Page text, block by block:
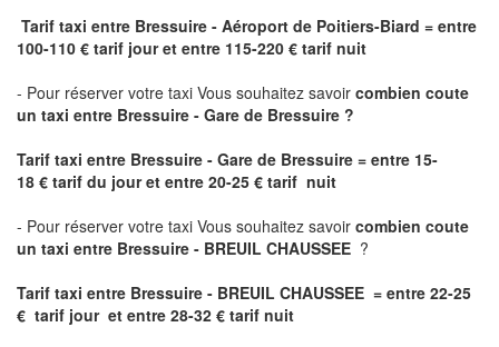
Tarif taxi entre Bressuire - Aéroport de Poitiers-Biard = entre
100-110 € tarif jour et entre 115-220 € tarif nuit
- Pour réserver votre taxi Vous souhaitez savoir combien coute
un taxi entre Bressuire - Gare de Bressuire ?
Tarif taxi entre Bressuire - Gare de Bressuire = entre 15-
18 € tarif du jour et entre 20-25 € tarif nuit
- Pour réserver votre taxi Vous souhaitez savoir combien coute
un taxi entre Bressuire - BREUIL CHAUSSEE ?
Tarif taxi entre Bressuire - BREUIL CHAUSSEE = entre 22-25
€ tarif jour et entre 28-32 € tarif nuit